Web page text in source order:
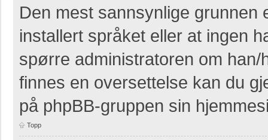
Den mest sannsynlige grunnen
installert språket eller at ingen
spørre administratoren om
finnes en oversettelse kan du
på phpBB-gruppen sin
Topp